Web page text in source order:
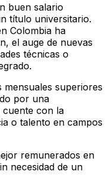
buen salario
título universitario.
Colombia ha
el auge de nuevas
técnicas o
superiores
por una
cuente con la
o talento en campos
remunerados en
necesidad de un